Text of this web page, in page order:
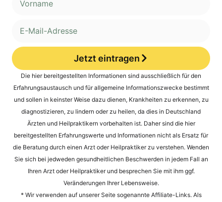
Jetzt eintragen
Alternative:
Die hier bereitgestellten Informationen sind ausschließlich für den
Erfahrungsaustausch und für allgemeine Informationszwecke bestimmt
und sollen in keinster Weise dazu dienen, Krankheiten zu erkennen, zu
diagnostizieren, zu lindern oder zu heilen, da dies in Deutschland
Ärzten und Heilpraktikern vorbehalten ist. Daher sind die hier
bereitgestellten Erfahrungswerte und Informationen nicht als Ersatz für
die Beratung durch einen Arzt oder Heilpraktiker zu verstehen. Wenden
Sie sich bei jedweden gesundheitlichen Beschwerden in jedem Fall an
Ihren Arzt oder Heilpraktiker und besprechen Sie mit ihm ggf.
Veränderungen Ihrer Lebensweise.
* Wir verwenden auf unserer Seite sogenannte Affiliate-Links. Als